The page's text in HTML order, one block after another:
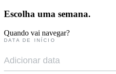
Escolha uma semana.
Quando vai navegar?
DATA DE INÍCIO